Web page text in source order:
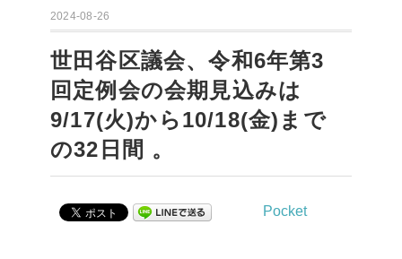
2024-08-26
世田谷区議会、令和6年第3
回定例会の会期見込みは
9/17(火)から10/18(金)まで
の32日間 。
Pocket